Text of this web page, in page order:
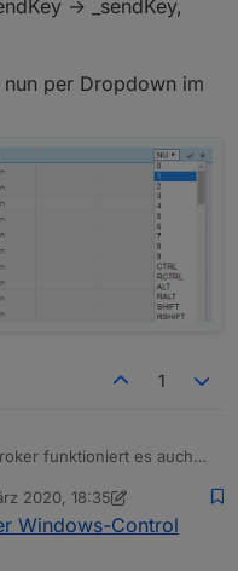
-> _sendKey,
per Dropdown im
1
funktioniert es auch
auch z.b.
?chk=chrome" aufrufen
programm läuft
2020, 18:35
Mic
Windows-Control